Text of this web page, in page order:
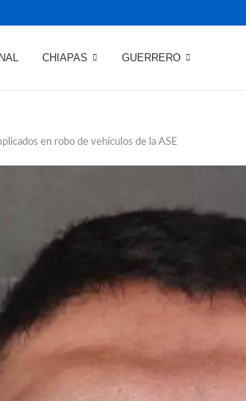
CHIAPAS GUERRERO
en robo de vehículos de la ASE